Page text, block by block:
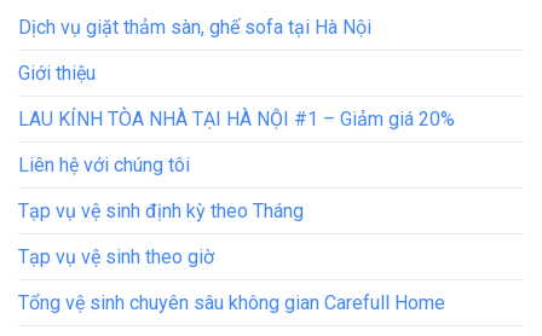
Dịch vụ giặt thảm sàn, ghế sofa tại Hà Nội
Giới thiệu
LAU KÍNH TÒA NHÀ TẠI HÀ NỘI #1 – Giảm giá 20%
Liên hệ với chúng tôi
Tạp vụ vệ sinh định kỳ theo Tháng
Tạp vụ vệ sinh theo giờ
Tổng vệ sinh chuyên sâu không gian Carefull Home